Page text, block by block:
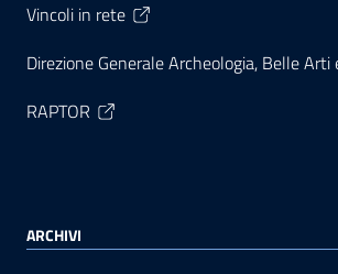
Vincoli in rete
Direzione Generale Archeologia, Belle Arti
RAPTOR
ARCHIVI